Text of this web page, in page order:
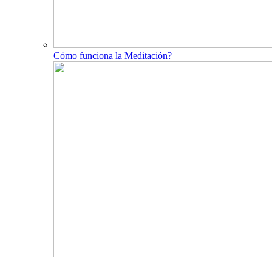
Cómo funciona la Meditación?